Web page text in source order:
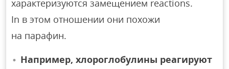
характеризуются замещением reactions.
In в этом отношении они похожи
на парафин.
Например, хлороглобулины реагируют